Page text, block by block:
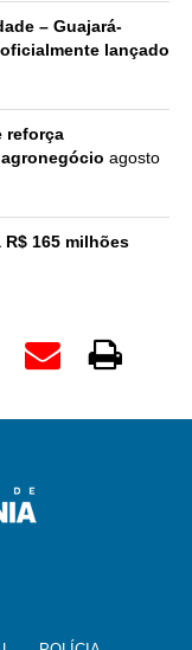
– Guajará-
lançado
reforça
agosto
R$ 165 milhões